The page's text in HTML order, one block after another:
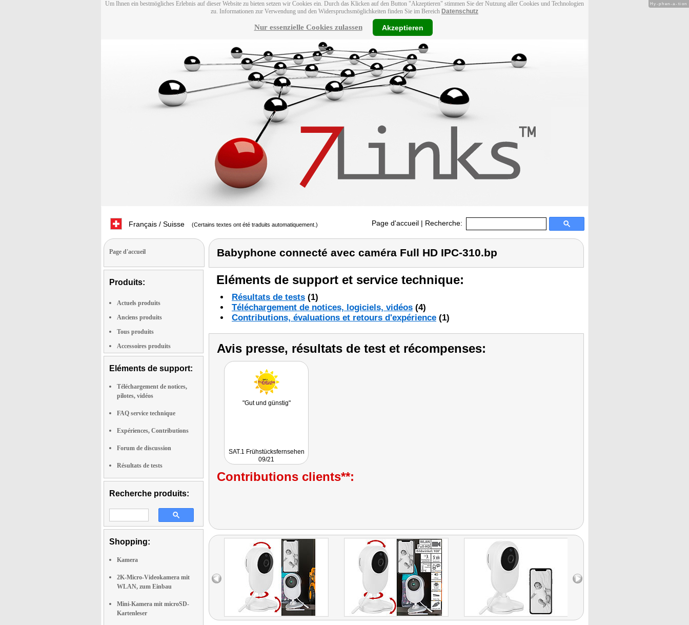
Um Ihnen ein bestmögliches Erlebnis auf dieser Website zu bieten setzen wir Cookies ein. Durch das Klicken auf den Button "Akzeptieren" stimmen Sie der Nutzung aller Cookies und Technologien
zu. Informationen zur Verwendung und den Widerspruchsmöglichkeiten finden Sie im Bereich Datenschutz
Nur essenzielle Cookies zulassen Akzeptieren
Français / Suisse (Certains textes ont été traduits automatiquement.) Page d'accueil | Recherche:
Page d'accueil
Produits:
Actuels produits
Anciens produits
Tous produits
Accessoires produits
Eléments de support:
Téléchargement de notices,
pilotes, vidéos
FAQ service technique
Expériences, Contributions
Forum de discussion
Résultats de tests
Recherche produits:
Shopping:
Kamera
2K-Micro-Videokamera mit
WLAN, zum Einbau
Mini-Kamera mit microSD-
Kartenleser
Babyphone connecté avec caméra Full HD IPC-310.bp
Eléments de support et service technique:
Résultats de tests (1)
Téléchargement de notices, logiciels, vidéos (4)
Contributions, évaluations et retours d'expérience (1)
Avis presse, résultats de test et récompenses:
"Gut und günstig"
SAT.1 Frühstücksfernsehen
09/21
Contributions clients**:
Hy-phen-a-tion